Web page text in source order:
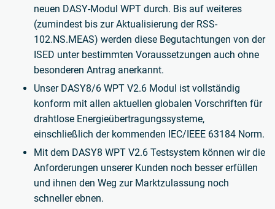
neuen DASY-Modul WPT durch. Bis auf weiteres
(zumindest bis zur Aktualisierung der RSS-
102.NS.MEAS) werden diese Begutachtungen von der
ISED unter bestimmten Voraussetzungen auch ohne
besonderen Antrag anerkannt.
Unser DASY8/6 WPT V2.6 Modul ist vollständig
konform mit allen aktuellen globalen Vorschriften für
drahtlose Energieübertragungssysteme,
einschließlich der kommenden IEC/IEEE 63184 Norm.
Mit dem DASY8 WPT V2.6 Testsystem können wir die
Anforderungen unserer Kunden noch besser erfüllen
und ihnen den Weg zur Marktzulassung noch
schneller ebnen.